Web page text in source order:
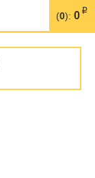
(0): 0 i